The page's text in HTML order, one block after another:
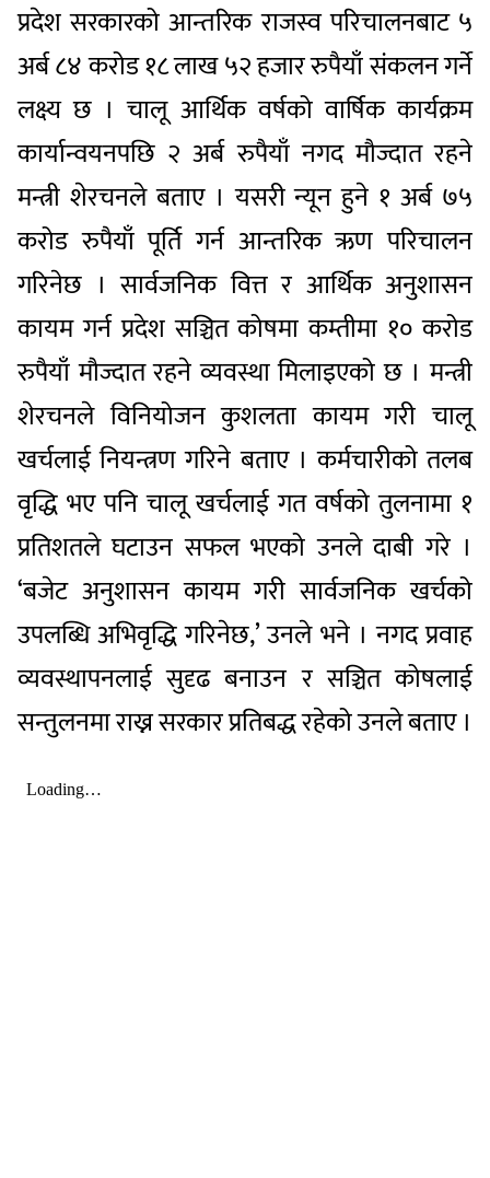
प्रदेश सरकारको आन्तरिक राजस्व परिचालनबाट ५
अर्ब ८४ करोड १८ लाख ५२ हजार रुपैयाँ संकलन गर्ने
लक्ष्य छ । चालू आर्थिक वर्षको वार्षिक कार्यक्रम
कार्यान्वयनपछि २ अर्ब रुपैयाँ नगद मौज्दात रहने
मन्त्री शेरचनले बताए । यसरी न्यून हुने १ अर्ब ७५
करोड रुपैयाँ पूर्ति गर्न आन्तरिक ऋण परिचालन
गरिनेछ । सार्वजनिक वित्त र आर्थिक अनुशासन
कायम गर्न प्रदेश सञ्चित कोषमा कम्तीमा १० करोड
रुपैयाँ मौज्दात रहने व्यवस्था मिलाइएको छ । मन्त्री
शेरचनले विनियोजन कुशलता कायम गरी चालू
खर्चलाई नियन्त्रण गरिने बताए । कर्मचारीको तलब
वृद्धि भए पनि चालू खर्चलाई गत वर्षको तुलनामा १
प्रतिशतले घटाउन सफल भएको उनले दाबी गरे ।
‘बजेट अनुशासन कायम गरी सार्वजनिक खर्चको
उपलब्धि अभिवृद्धि गरिनेछ,’ उनले भने । नगद प्रवाह
व्यवस्थापनलाई सुदृढ बनाउन र सञ्चित कोषलाई
सन्तुलनमा राख्न सरकार प्रतिबद्ध रहेको उनले बताए ।